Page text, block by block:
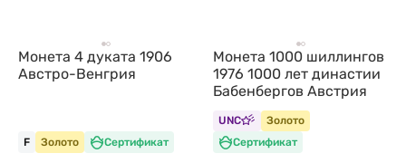
Монета 4 дуката 1906
Австро-Венгрия
F Золото Сертификат
Монета 1000 шиллингов
1976 1000 лет династии
Бабенбергов Австрия
UNC
Золото
Сертификат